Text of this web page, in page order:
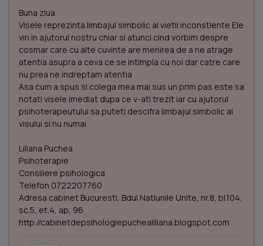
Buna ziua
Visele reprezinta limbajul simbolic al vietii inconstiente Ele
vin in ajutorul nostru chiar si atunci cind vorbim despre
cosmar care cu alte cuvinte are menirea de a ne atrage
atentia asupra a ceva ce se intimpla cu noi dar catre care
nu prea ne indreptam atentia
Asa cum a spus si colega mea mai sus un prim pas este sa
notati visele imediat dupa ce v-ati trezit iar cu ajutorul
psihoterapeutului sa puteti descifra limbajul simbolic al
visului si nu numai
Liliana Puchea
Psihoterapie
Consiliere psihologica
Telefon 0722207760
Adresa cabinet Bucuresti, Bdul Natiunile Unite, nr.8, bl.104,
sc.5, et.4, ap, 96
http://cabinetdepsihologiepuchealiliana.blogspot.com